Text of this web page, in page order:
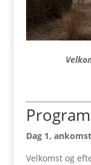
Program
Dag 1, ankomst
Velkomst og